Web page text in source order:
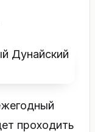
проходить